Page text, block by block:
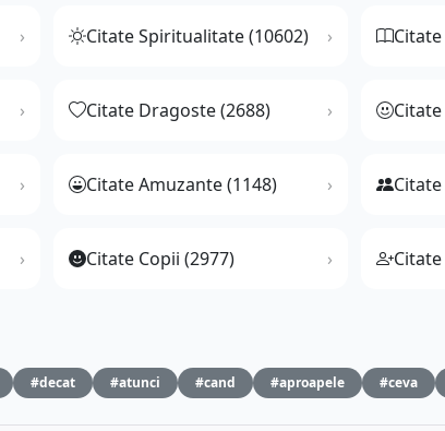
Citate Spiritualitate (10602)
Citate Dragoste (2688)
Citate Amuzante (1148)
Citate Copii (2977)
#decat #atunci #cand #aproapele #ceva